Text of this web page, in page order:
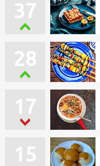
37
28
17
15